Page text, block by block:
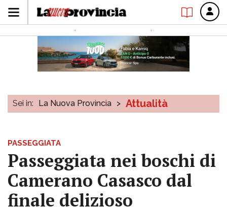
Sei in: La Nuova Provincia > Attualità
PASSEGGIATA
Passeggiata nei boschi di
Camerano Casasco dal
finale delizioso